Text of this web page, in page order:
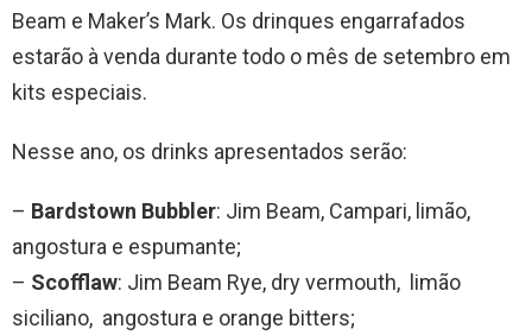
Beam e Maker’s Mark. Os drinques engarrafados
estarão à venda durante todo o mês de setembro em
kits especiais.
Nesse ano, os drinks apresentados serão:
– Bardstown Bubbler: Jim Beam, Campari, limão,
angostura e espumante;
– Scofflaw: Jim Beam Rye, dry vermouth, limão
siciliano, angostura e orange bitters;